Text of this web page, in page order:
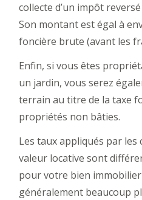
collecte d’un impôt
Son montant est égal à
foncière brute (avant les
Enfin, si vous êtes
un jardin, vous serez
terrain au titre de la taxe
propriétés non bâties.
Les taux appliqués par les
valeur locative sont
pour votre bien
généralement beaucoup